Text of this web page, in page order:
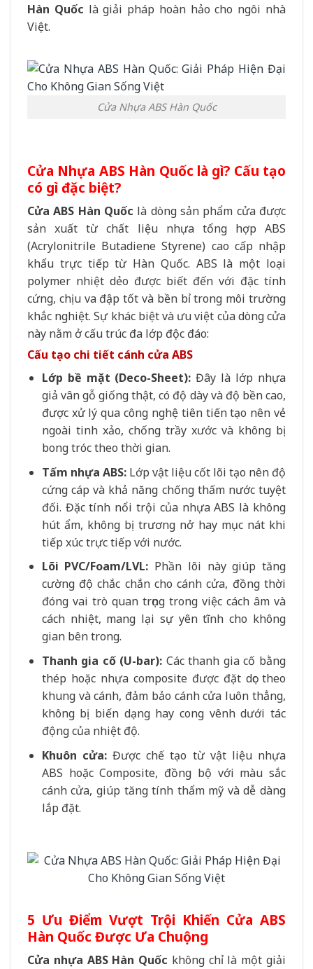
Hàn Quốc là giải pháp hoàn hảo cho ngôi nhà
Việt.
Cửa Nhựa ABS Hàn Quốc
Cửa Nhựa ABS Hàn Quốc là gì? Cấu tạo
có gì đặc biệt?
Cửa ABS Hàn Quốc là dòng sản phẩm cửa được
sản xuất từ chất liệu nhựa tổng hợp ABS
(Acrylonitrile Butadiene Styrene) cao cấp nhập
khẩu trực tiếp từ Hàn Quốc. ABS là một loại
polymer nhiệt dẻo được biết đến với đặc tính
cứng, chịu va đập tốt và bền bỉ trong môi trường
khắc nghiệt. Sự khác biệt và ưu việt của dòng cửa
này nằm ở cấu trúc đa lớp độc đáo:
Cấu tạo chi tiết cánh cửa ABS
Lớp bề mặt (Deco-Sheet): Đây là lớp nhựa
giả vân gỗ giống thật, có độ dày và độ bền cao,
được xử lý qua công nghệ tiên tiến tạo nên vẻ
ngoài tinh xảo, chống trầy xước và không bị
bong tróc theo thời gian.
Tấm nhựa ABS:Lớp vật liệu cốt lõi tạo nên độ
cứng cáp và khả năng chống thấm nước tuyệt
đối. Đặc tính nổi trội của nhựa ABS là không
hút ẩm, không bị trương nở hay mục nát khi
tiếp xúc trực tiếp với nước.
Lõi PVC/Foam/LVL: Phần lõi này giúp tăng
cường độ chắc chắn cho cánh cửa, đồng thời
đóng vai trò quan trọng trong việc cách âm và
cách nhiệt, mang lại sự yên tĩnh cho không
gian bên trong.
Thanh gia cố (U-bar): Các thanh gia cố bằng
thép hoặc nhựa composite được đặt dọc theo
khung và cánh, đảm bảo cánh cửa luôn thẳng,
không bị biến dạng hay cong vênh dưới tác
động của nhiệt độ.
Khuôn cửa:Được chế tạo từ vật liệu nhựa
ABS hoặc Composite, đồng bộ với màu sắc
cánh cửa, giúp tăng tính thẩm mỹ và dễ dàng
lắp đặt.
5 Ưu Điểm Vượt Trội Khiến Cửa ABS
Hàn Quốc Được Ưa Chuộng
Cửa nhựa ABS Hàn Quốc không chỉ là một giải